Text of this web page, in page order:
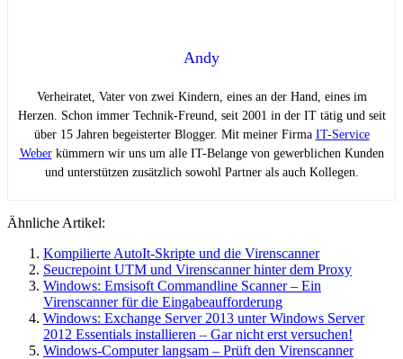
Andy
Verheiratet, Vater von zwei Kindern, eines an der Hand, eines im
Herzen. Schon immer Technik-Freund, seit 2001 in der IT tätig und seit
über 15 Jahren begeisterter Blogger. Mit meiner Firma IT-Service
Weberkümmern wir uns um alle IT-Belange von gewerblichen Kunden
und unterstützen zusätzlich sowohl Partner als auch Kollegen.
Ähnliche Artikel:
Kompilierte AutoIt-Skripte und die Virenscanner
Seucrepoint UTM und Virenscanner hinter dem Proxy
Windows: Emsisoft Commandline Scanner – Ein
Virenscanner für die Eingabeaufforderung
Windows: Exchange Server 2013 unter Windows Server
2012 Essentials installieren – Gar nicht erst versuchen!
Windows-Computer langsam – Prüft den Virenscanner